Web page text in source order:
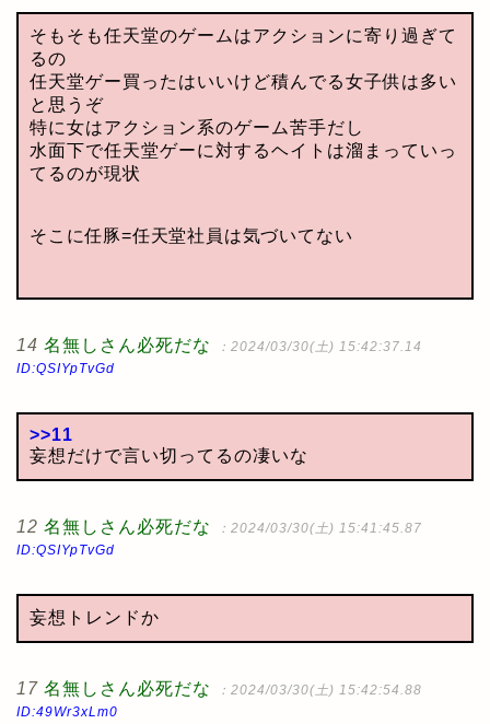
そもそも任天堂のゲームはアクションに寄り過ぎて
るの
任天堂ゲー買ったはいいけど積んでる女子供は多い
と思うぞ
特に女はアクション系のゲーム苦手だし
水面下で任天堂ゲーに対するヘイトは溜まっていっ
てるのが現状
そこに任豚=任天堂社員は気づいてない
14 名無しさん必死だな
：2024/03/30(土) 15:42:37.14
ID:QSIYpTvGd
>>11
妄想だけで言い切ってるの凄いな
12 名無しさん必死だな
：2024/03/30(土) 15:41:45.87
ID:QSIYpTvGd
妄想トレンドか
17 名無しさん必死だな
：2024/03/30(土) 15:42:54.88
ID:49Wr3xLm0